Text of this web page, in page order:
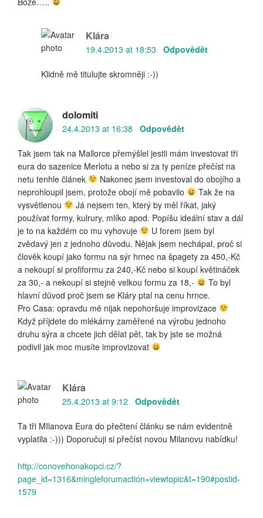
Klára
19.4.2013 at 18:53 Odpovědět
Klidně mě titulujte skromněji :-))
dolomiti
24.4.2013 at 16:38 Odpovědět
Tak jsem tak na Mallorce přemýšlel jestli mám investovat tři
eura do sazenice Merlotu a nebo si za ty peníze přečíst na
netu tenhle článek
Nakonec jsem investoval do obojího a
neprohloupil jsem, protože obojí mě pobavilo
Tak že na
vysvětlenou
Já nejsem ten, který by měl říkat, jaký
používat formy, kulrury, mlíko apod. Popíšu ideální stav a dál
je to na každém co mu vyhovuje
U forem jsem byl
zvědavý jen z jednoho důvodu. Nějak jsem nechápal, proč si
člověk koupí jako formu na sýr hrnec na špagety za 450,-Kč
a nekoupí si profiformu za 240,-Kč nebo si koupí květináček
za 30,- a nekoupí si stejně velkou formu za 18,-
To byl
hlavní důvod proč jsem se Kláry ptal na cenu hrnce.
Pro Casa: opravdu mě nijak nepohoršuje improvizace
Když příjdete do mlékárny zaměřené na výrobu jednoho
druhu sýra a chcete jich dělat pět, tak by jste se možná
podivil jak moc musíte improvizovat
Klára
25.4.2013 at 9:12 Odpovědět
Ta tři MIlanova Eura do přečtení článku se nám evidentně
vyplatila :-))) Doporučuji si přečíst novou Milanovu nabídku!
http://conovehonakopci.cz/?
page_id=1316&mingleforumaction=viewtopic&t=190#postid-
1579